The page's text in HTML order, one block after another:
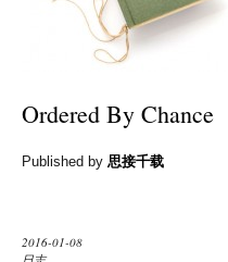
Ordered By Chance
Published by 思接千载
2016-01-08